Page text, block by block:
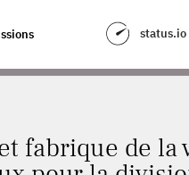
status.io
QUELS ENJEUX
fabrique de